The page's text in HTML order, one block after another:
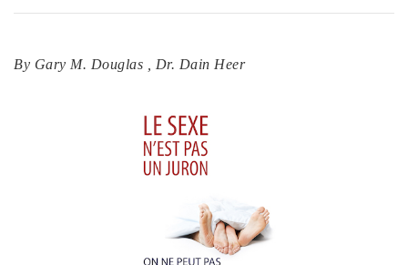
By Gary M. Douglas Dr. Dain Heer